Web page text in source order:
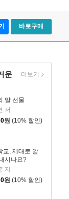
바로구매
운
말 선물
저
원 (10% 할인)
교, 제대로 알
시나요?
저
원 (10% 할인)
더보기